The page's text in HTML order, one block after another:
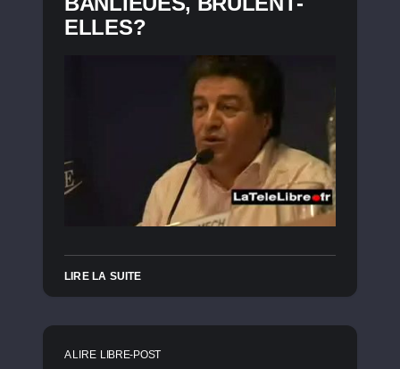
ELLES?
LIRE LA SUITE
A LIRE LIBRE-POST